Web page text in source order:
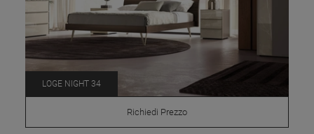
LOGE NIGHT 34
Richiedi Prezzo